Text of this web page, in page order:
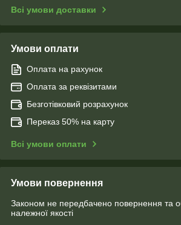
Всі умови доставки
Умови оплати
Оплата на рахунок
Оплата за реквізитами
Безготівковий розрахунок
Переказ 50% на карту
Всі умови оплати
Умови повернення
Законом не передбачено повернення та
належної якості